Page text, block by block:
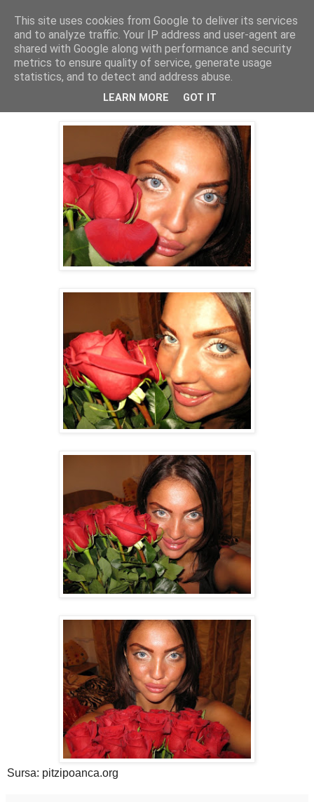
PentruDive.ro
joi, 11 noiembrie 2010
Chucky, varianta pitzi
Sursa: pitzipoanca.org
This site uses cookies from Google to deliver its services
and to analyze traffic. Your IP address and user-agent are
shared with Google along with performance and security
metrics to ensure quality of service, generate usage
statistics, and to detect and address abuse.
LEARN MORE GOT IT